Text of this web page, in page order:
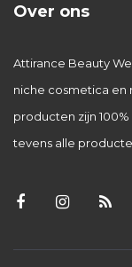
Over ons
Attirance Beauty
niche cosmetica en
producten zijn
tevens alle